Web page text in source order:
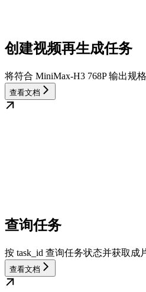
创建视频再生成任务
将符合 MiniMax-H3 768P 输出规
查看文档
查询任务
按 task_id 查询任务状态并获取成
查看文档